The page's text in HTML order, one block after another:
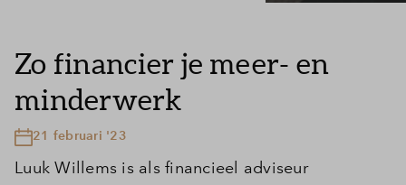
Zo financier je meer- en
minderwerk
21 februari '23
Luuk Willems is als financieel adviseur